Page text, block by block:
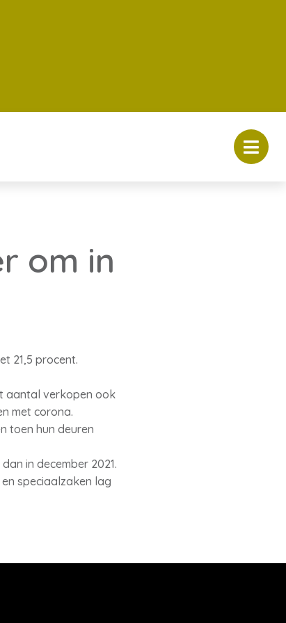
om in
21,5 procent.
aantal verkopen ook
met corona.
toen hun deuren
in december 2021.
speciaalzaken lag